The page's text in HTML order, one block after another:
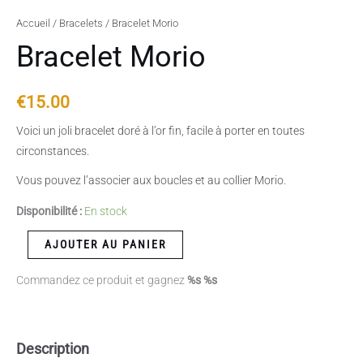
Accueil / Bracelets / Bracelet Morio
Bracelet Morio
€15.00
Voici un joli bracelet doré à l’or fin, facile à porter en toutes
circonstances.
Vous pouvez l’associer aux boucles et au collier Morio.
Disponibilité : En stock
AJOUTER AU PANIER
Commandez ce produit et gagnez %s %s
Description